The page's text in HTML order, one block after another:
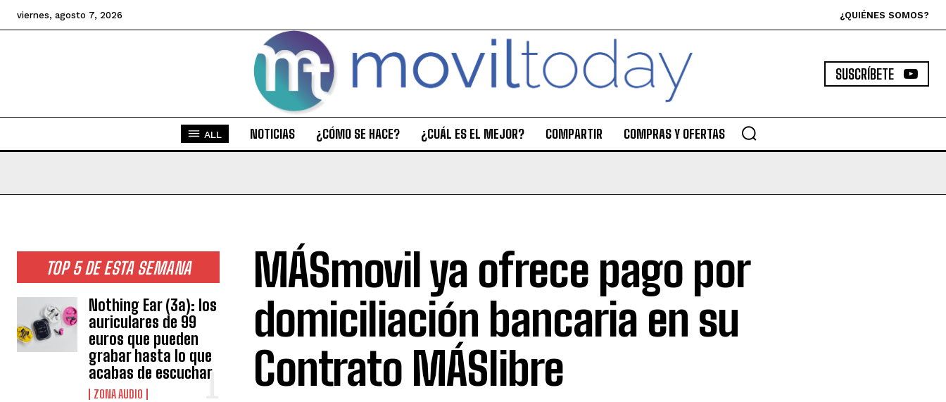
viernes, agosto 7, 2026 ¿QUIÉNES SOMOS?
SUSCRÍBETE
ALL NOTICIAS ¿CÓMO SE HACE? ¿CUÁL ES EL MEJOR? COMPARTIR COMPRAS Y OFERTAS
TOP 5 DE ESTA SEMANA
Nothing Ear (3a): los
auriculares de 99
euros que pueden
grabar hasta lo que
acabas de escuchar
ZONA AUDIO
MÁSmovil ya ofrece pago por
domiciliación bancaria en su
Contrato MÁSlibre